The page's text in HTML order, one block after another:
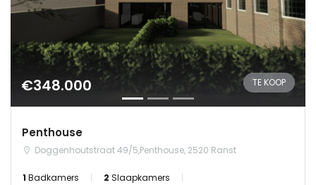
€348.000 TE KOOP
Penthouse
Doggenhoutstraat 49/5,Penthouse, 2520 Ranst
1 Badkamers 2 Slaapkamers